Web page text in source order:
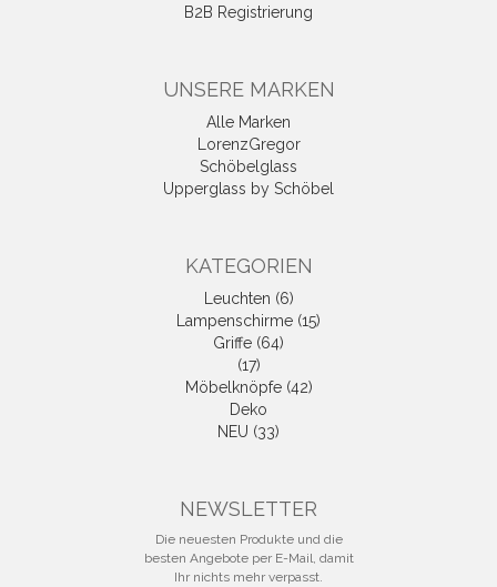
B2B Registrierung
UNSERE MARKEN
Alle Marken
LorenzGregor
Schöbelglass
Upperglass by Schöbel
KATEGORIEN
Leuchten (6)
Lampenschirme (15)
Griffe (64)
(17)
Möbelknöpfe (42)
Deko
NEU (33)
NEWSLETTER
Die neuesten Produkte und die
besten Angebote per E-Mail, damit
Ihr nichts mehr verpasst.